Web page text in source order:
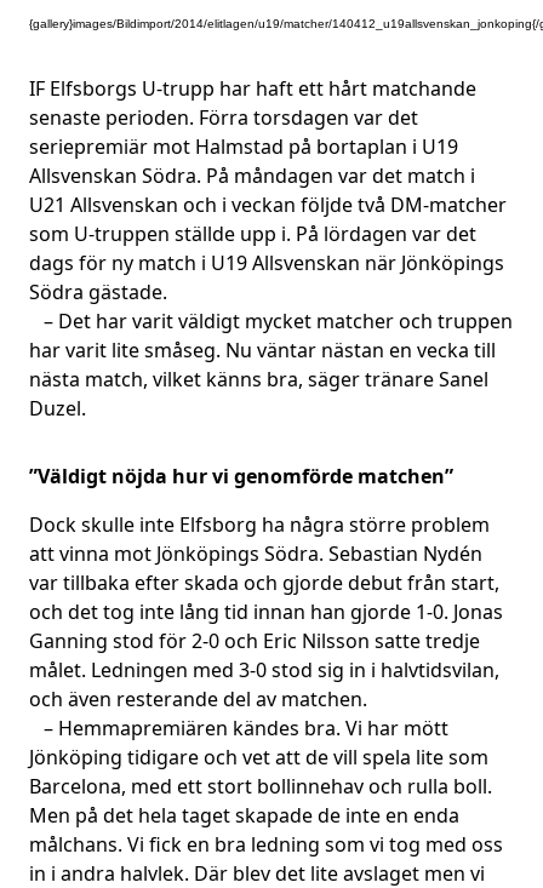
{gallery}images/Bildimport/2014/elitlagen/u19/matcher/140412_u19allsvenskan_jonkoping{/
IF Elfsborgs U-trupp har haft ett hårt matchande
senaste perioden. Förra torsdagen var det
seriepremiär mot Halmstad på bortaplan i U19
Allsvenskan Södra. På måndagen var det match i
U21 Allsvenskan och i veckan följde två DM-matcher
som U-truppen ställde upp i. På lördagen var det
dags för ny match i U19 Allsvenskan när Jönköpings
Södra gästade.
– Det har varit väldigt mycket matcher och truppen
har varit lite småseg. Nu väntar nästan en vecka till
nästa match, vilket känns bra, säger tränare Sanel
Duzel.
”Väldigt nöjda hur vi genomförde matchen”
Dock skulle inte Elfsborg ha några större problem
att vinna mot Jönköpings Södra. Sebastian Nydén
var tillbaka efter skada och gjorde debut från start,
och det tog inte lång tid innan han gjorde 1-0. Jonas
Ganning stod för 2-0 och Eric Nilsson satte tredje
målet. Ledningen med 3-0 stod sig in i halvtidsvilan,
och även resterande del av matchen.
– Hemmapremiären kändes bra. Vi har mött
Jönköping tidigare och vet att de vill spela lite som
Barcelona, med ett stort bollinnehav och rulla boll.
Men på det hela taget skapade de inte en enda
målchans. Vi fick en bra ledning som vi tog med oss
in i andra halvlek. Där blev det lite avslaget men vi